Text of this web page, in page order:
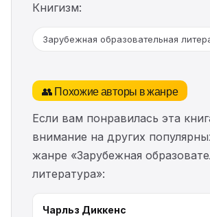
Книгизм:
Зарубежная образовательная
👥 Похожие авторы в жанре
Если вам понравилась эта
внимание на других
жанре «Зарубежная
литература»:
Чарльз Диккенс